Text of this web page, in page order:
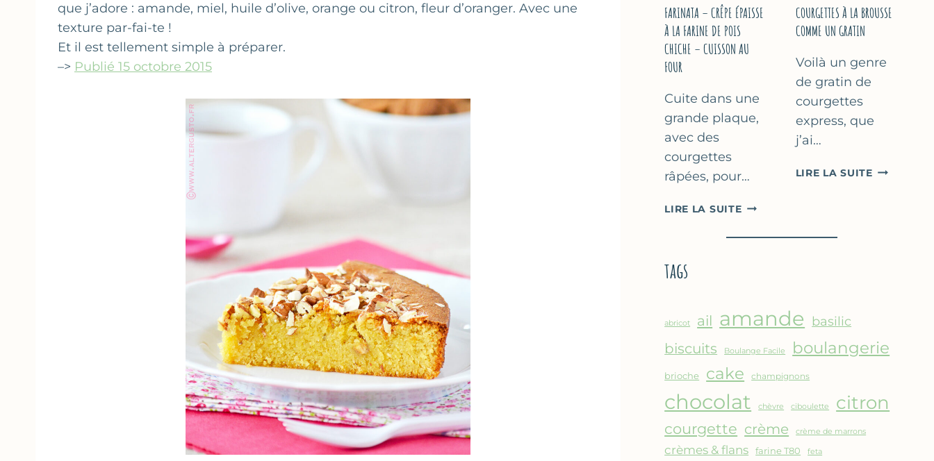
que j’adore : amande, miel, huile d’olive, orange ou citron, fleur d’oranger. Avec une
texture par-fai-te !
Et il est tellement simple à préparer.
–> Publié 15 octobre 2015
MARSEILLE
FARINATA – CRÊPE ÉPAISSE
À LA FARINE DE POIS
CHICHE – CUISSON AU
FOUR
Cuite dans une
grande plaque,
avec des
courgettes
râpées, pour…
LIRE LA SUITEFARINATA
CRÊPE
DE
CHICHE
CUISSON
AU
FOUR
COURGETTES À LA BROUSSE
COMME UN GRATIN
Voilà un genre
de gratin de
courgettes
express, que
j’ai…
LIRE LA SUITE
tags
abricot ail amande basilic
biscuits Boulange Facile boulangerie
brioche cake champignons
chocolat chèvre ciboulette citron
courgette crème crème de marrons
crèmes & flans farine T80 feta